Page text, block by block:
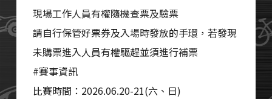
現場工作人員有權隨機查票及驗票
請自行保管好票券及入場時發放的手環，若發現
未購票進入人員有權驅趕並須進行補票
#賽事資訊
比賽時間：2026.06.20-21(六、日)